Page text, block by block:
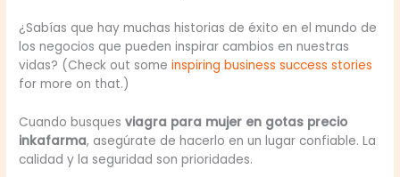
¿Sabías que hay muchas historias de éxito en el mundo de
los negocios que pueden inspirar cambios en nuestras
vidas? (Check out someinspiring business success stories
for more on that.)
Cuando busquesviagra para mujer en gotas precio
inkafarma, asegúrate de hacerlo en un lugar confiable. La
calidad y la seguridad son prioridades.